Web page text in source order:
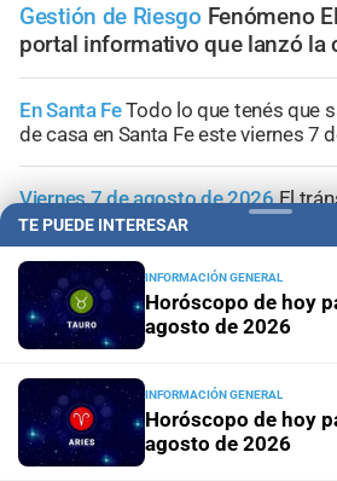
Gestión de Riesgo Fenómeno
portal informativo que lanzó la
En Santa FeTodo lo que tenés que
de casa en Santa Fe este viernes 7
Viernes 7 de agosto de 2026El
de Santa Fe; la información minuto a
Aceleran el recambio de la flota
70 colectivos y el 40% del servicio
unidades modernizadas
PronósticoViernes con cielo
mañana y máxima de 16°C en la
TE PUEDE INTERESAR
INFORMACIÓN GENERAL
Horóscopo de hoy
agosto de 2026
INFORMACIÓN GENERAL
Horóscopo de hoy
agosto de 2026